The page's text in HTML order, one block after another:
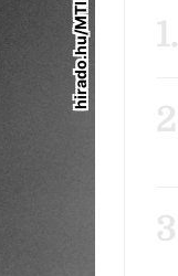
hirado.hu/MTI 1.
2
3